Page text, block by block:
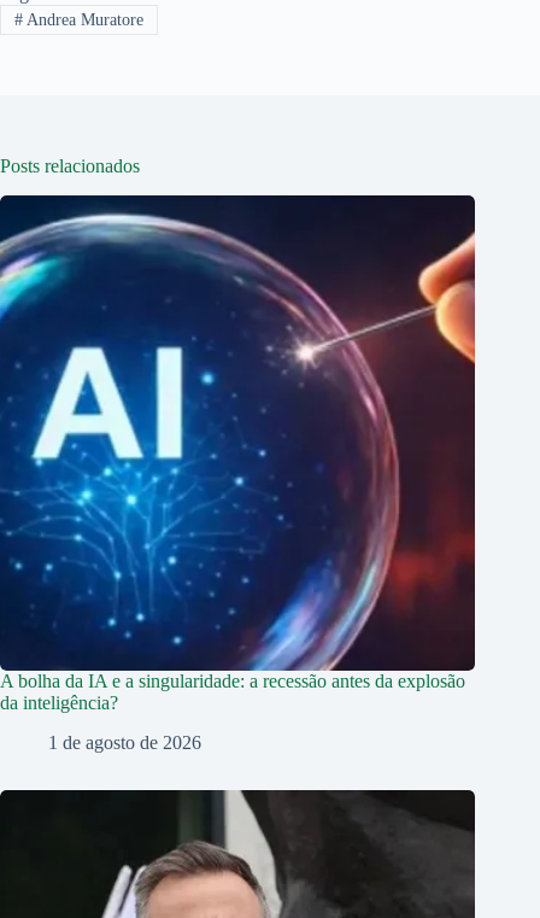
#Andrea Muratore
Posts relacionados
A bolha da IA e a singularidade: a recessão antes da explosão
da inteligência?
1 de agosto de 2026